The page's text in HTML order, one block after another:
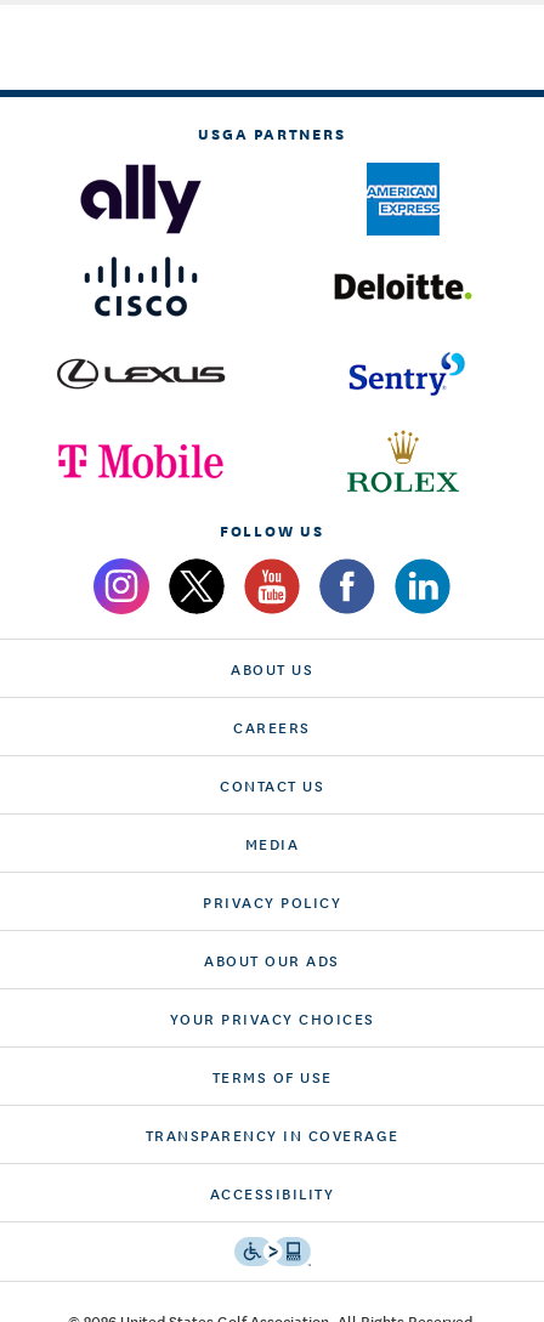
USGA PARTNERS
FOLLOW US
ABOUT US
CAREERS
CONTACT US
MEDIA
PRIVACY POLICY
ABOUT OUR ADS
YOUR PRIVACY CHOICES
TERMS OF USE
TRANSPARENCY IN COVERAGE
ACCESSIBILITY